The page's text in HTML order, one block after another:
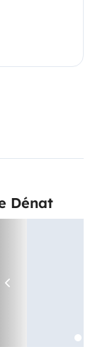
Dénat